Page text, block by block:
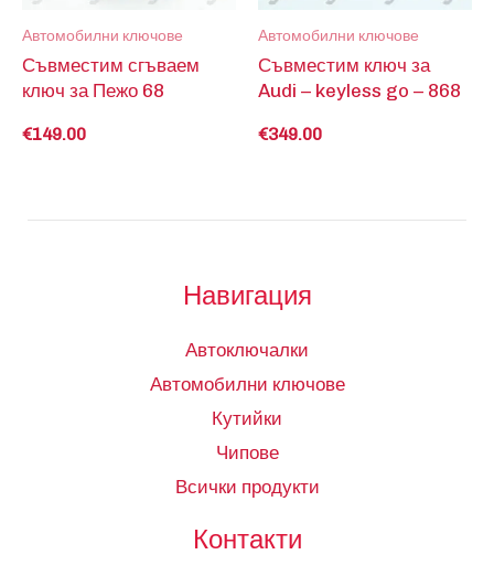
Автомобилни ключове
Съвместим сгъваем
ключ за Пежо 68
€149.00
Автомобилни ключове
Съвместим ключ за
Audi – keyless go – 868
€349.00
Навигация
Автоключалки
Автомобилни ключове
Кутийки
Чипове
Всички продукти
Контакти